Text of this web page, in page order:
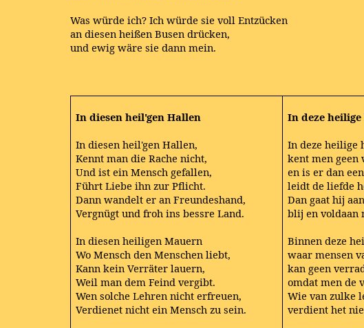
Was würde ich? Ich würde sie voll Entzücken
an diesen heißen Busen drücken,
und ewig wäre sie dann mein.
In diesen heil'gen Hallen
In diesen heil'gen Hallen,
Kennt man die Rache nicht,
Und ist ein Mensch gefallen,
Führt Liebe ihn zur Pflicht.
Dann wandelt er an Freundeshand,
Vergnügt und froh ins bessre Land.
In diesen heiligen Mauern
Wo Mensch den Menschen liebt,
Kann kein Verräter lauern,
Weil man dem Feind vergibt.
Wen solche Lehren nicht erfreuen,
Verdienet nicht ein Mensch zu sein.
In deze
In deze heilige
kent men geen
en is er dan
leidt de liefde
Dan gaat hij
blij en voldaan
Binnen deze
waar mensen
kan geen
omdat men de
Wie van zulke
verdient het